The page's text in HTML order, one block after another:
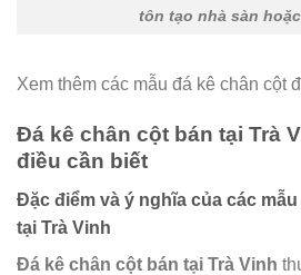
tôn tạo nhà sàn
Xem thêm các mẫu đá kê chân cột
Đá kê chân cột bán tại Trà
điều cần biết
Đặc điểm và ý nghĩa của các
tại Trà Vinh
Đá kê chân cột bán tại Trà Vinh